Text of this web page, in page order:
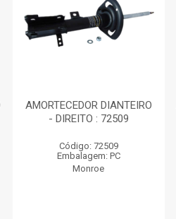
AMORTECEDOR DIANTEIRO
- DIREITO : 72509
Código: 72509
Embalagem: PC
Monroe